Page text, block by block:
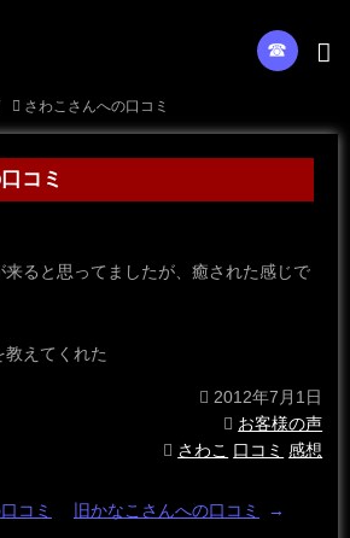
☎︎
さわこさんへの口コミ
コミ
ると思ってましたが、癒された感じで
教えてくれた
2012年7月1日
お客様の声
さわこ 口コミ 感想
コミ 旧かなこさんへの口コミ →